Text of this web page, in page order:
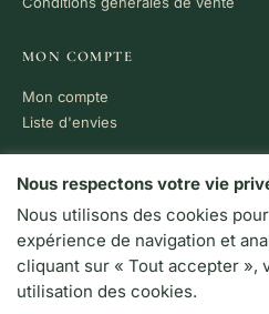
MON COMPTE
Mon compte
Liste d'envies
PAIEMENT 100% SÉCURISÉ
VISA MC CB
LIVRAISON RAPIDE
Colissimo · Chronopost
Nous respectons votre vie
Nous utilisons des cookies
expérience de navigation et
cliquant sur « Tout accepter »,
utilisation des cookies.